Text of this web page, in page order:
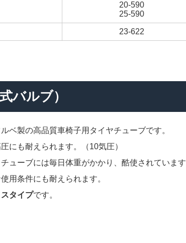
20-590
25-590
23-622
バルブ）
ベ製の高品質車椅子用タイヤチューブです。
にも耐えられます。（10気圧）
ューブには毎日体重がかかり、酷使されています
用条件にも耐えられます。
タイプです。